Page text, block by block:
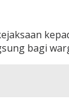
bagi